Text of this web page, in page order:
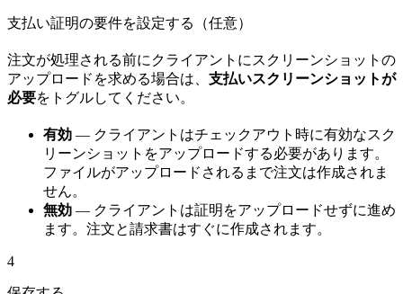
支払い証明の要件を設定する（任意）
注文が処理される前にクライアントにスクリーンショットの
アップロードを求める場合は、 支払いスクリーンショットが
必要をトグルしてください。
有効 — クライアントはチェックアウト時に有効なスク
リーンショットをアップロードする必要があります。
ファイルがアップロードされるまで注文は作成されま
せん。
無効 — クライアントは証明をアップロードせずに進め
ます。注文と請求書はすぐに作成されます。
4